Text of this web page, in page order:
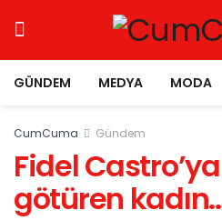
GÜNDEM MEDYA MODA
CumCuma Gündem
Fidel
götüren